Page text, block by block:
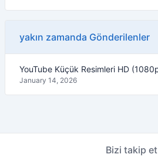
yakın zamanda Gönderilenler
January 14, 2026
Bizi takip et